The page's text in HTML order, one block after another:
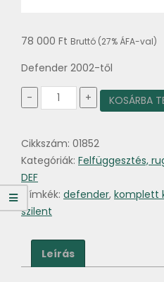
78 000 Ft Bruttó (27% ÁFA-val)
Defender 2002-től
-
Poliuretán
szilent
Defender
2002-
+ KOSÁRBA
Cikkszám: 01852
Kategóriák: Felfüggesztés,
DEF
Címkék: defender, komplett
szilent
Leírás